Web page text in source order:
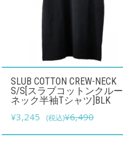
SLUB COTTON CREW-NECK
S/S[スラブコットンクルー
ネック半袖Tシャツ]BLK
¥6,490
元
の
¥3,245 現
在
(税込)